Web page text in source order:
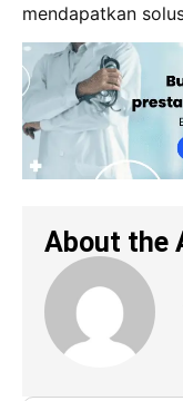
mendapatkan
About the